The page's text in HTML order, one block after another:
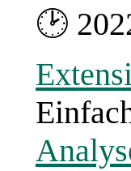
🕑